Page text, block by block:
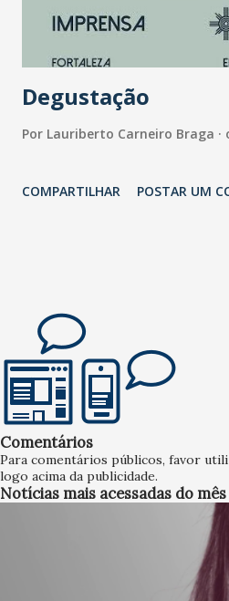
produtos exclusivamente por
Degustação
Por Lauriberto Carneiro Braga
COMPARTILHAR POSTAR UM
Comentários
Para comentários públicos, favor
logo acima da publicidade.
Notícias mais acessadas do mês